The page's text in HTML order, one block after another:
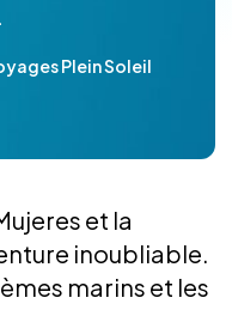
Plein Soleil
et la
inoubliable.
marins et les